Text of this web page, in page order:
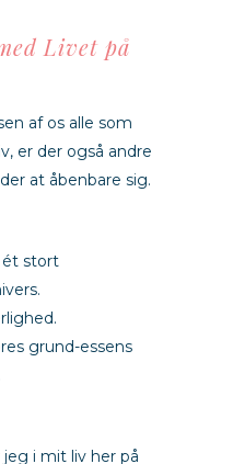
Livet på
af os alle som
er der også andre
at åbenbare sig.
ét stort
grund-essens
i mit liv her på